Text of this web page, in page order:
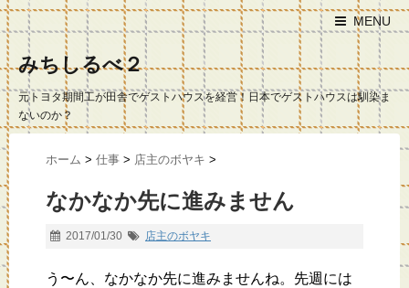
MENU
みちしるべ２
元トヨタ期間工が田舎でゲストハウスを経営！日本でゲストハウスは馴染ま
ないのか？
ホーム > 仕事 > 店主のボヤキ >
なかなか先に進みません
2017/01/30 店主のボヤキ
う〜ん、なかなか先に進みませんね。先週には